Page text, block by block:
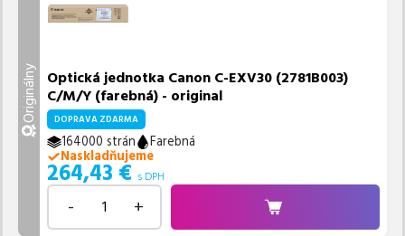
Originálny Optická jednotka Canon C-EXV30 (2781B003)
C/M/Y (farebná) - original
DOPRAVA ZDARMA
164000 strán
Farebná
Naskladňujeme
264,43 € s DPH
- +